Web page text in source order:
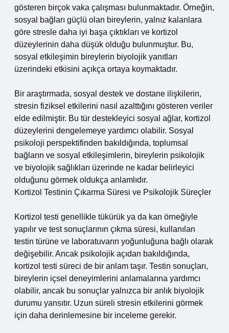
gösteren birçok vaka çalışması bulunmaktadır. Örneğin,
sosyal bağları güçlü olan bireylerin, yalnız kalanlara
göre stresle daha iyi başa çıktıkları ve kortizol
düzeylerinin daha düşük olduğu bulunmuştur. Bu,
sosyal etkileşimin bireylerin biyolojik yanıtları
üzerindeki etkisini açıkça ortaya koymaktadır.
Bir araştırmada, sosyal destek ve dostane ilişkilerin,
stresin fiziksel etkilerini nasıl azalttığını gösteren veriler
elde edilmiştir. Bu tür destekleyici sosyal ağlar, kortizol
düzeylerini dengelemeye yardımcı olabilir. Sosyal
psikoloji perspektifinden bakıldığında, toplumsal
bağların ve sosyal etkileşimlerin, bireylerin psikolojik
ve biyolojik sağlıkları üzerinde ne kadar belirleyici
olduğunu görmek oldukça anlamlıdır.
Kortizol Testinin Çıkarma Süresi ve Psikolojik Süreçler
Kortizol testi genellikle tükürük ya da kan örneğiyle
yapılır ve test sonuçlarının çıkma süresi, kullanılan
testin türüne ve laboratuvarın yoğunluğuna bağlı olarak
değişebilir. Ancak psikolojik açıdan bakıldığında,
kortizol testi süreci de bir anlam taşır. Testin sonuçları,
bireylerin içsel deneyimlerini anlamalarına yardımcı
olabilir, ancak bu sonuçlar yalnızca bir anlık biyolojik
durumu yansıtır. Uzun süreli stresin etkilerini görmek
için daha derinlemesine bir inceleme gerekir.